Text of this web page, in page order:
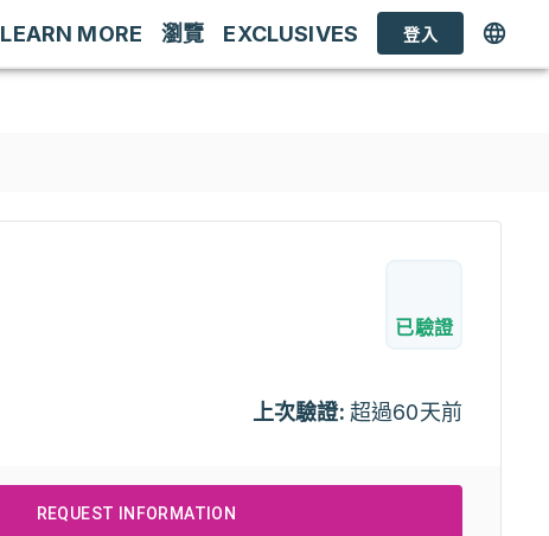
LEARN MORE 瀏覽 EXCLUSIVES 登入
已驗證
上次驗證: 超過60天前
REQUEST INFORMATION